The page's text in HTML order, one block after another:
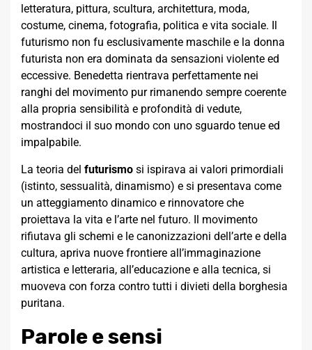
letteratura, pittura, scultura, architettura, moda,
costume, cinema, fotografia, politica e vita sociale. Il
futurismo non fu esclusivamente maschile e la donna
futurista non era dominata da sensazioni violente ed
eccessive. Benedetta rientrava perfettamente nei
ranghi del movimento pur rimanendo sempre coerente
alla propria sensibilità e profondità di vedute,
mostrandoci il suo mondo con uno sguardo tenue ed
impalpabile.
La teoria del futurismo si ispirava ai valori primordiali
(istinto, sessualità, dinamismo) e si presentava come
un atteggiamento dinamico e rinnovatore che
proiettava la vita e l’arte nel futuro. Il movimento
rifiutava gli schemi e le canonizzazioni dell’arte e della
cultura, apriva nuove frontiere all’immaginazione
artistica e letteraria, all’educazione e alla tecnica, si
muoveva con forza contro tutti i divieti della borghesia
puritana.
Parole e sensi